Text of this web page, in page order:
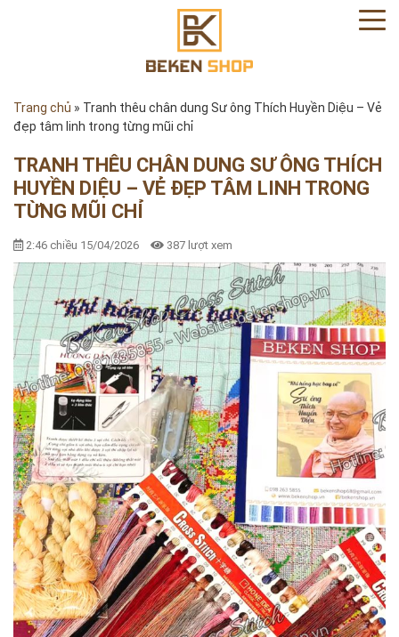
Trang chủ » Tranh thêu chân dung Sư ông Thích Huyền Diệu – Vẻ
đẹp tâm linh trong từng mũi chỉ
TRANH THÊU CHÂN DUNG SƯ ÔNG THÍCH
HUYỀN DIỆU – VẺ ĐẸP TÂM LINH TRONG
TỪNG MŨI CHỈ
2:46 chiều 15/04/2026 387 lượt xem